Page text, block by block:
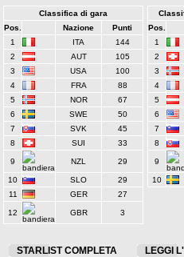
Classifica di gara
Pos.
Nazione
Punti
1
ITA
144
2
AUT
105
3
USA
100
4
FRA
88
5
NOR
67
6
SWE
50
7
SVK
45
8
SUI 33
9 NZL 29
10 SLO
29
11
GER 27
12 GBR 3
Pos.
1
2
3
4
5
6
7
8
9
10
STARLIST COMPLETA LEGGI